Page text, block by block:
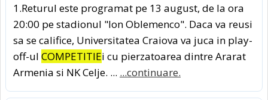
1.Returul este programat pe 13 august, de la ora
20:00 pe stadionul "Ion Oblemenco". Daca va reusi
sa se califice, Universitatea Craiova va juca in play-
off-ul COMPETITIEi cu pierzatoarea dintre Ararat
Armenia si NK Celje. ... ...continuare.